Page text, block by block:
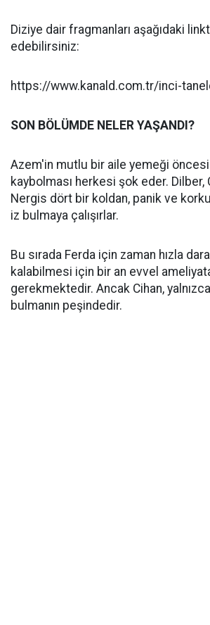
Diziye dair fragmanları aşağıdaki
edebilirsiniz:
https://www.kanald.com.tr/inci-
SON BÖLÜMDE NELER YAŞANDI?
Azem'in mutlu bir aile yemeği
kaybolması herkesi şok eder. Dilber,
Nergis dört bir koldan, panik ve
iz bulmaya çalışırlar.
Bu sırada Ferda için zaman hızla
kalabilmesi için bir an evvel
gerekmektedir. Ancak Cihan, yalnızca
bulmanın peşindedir.